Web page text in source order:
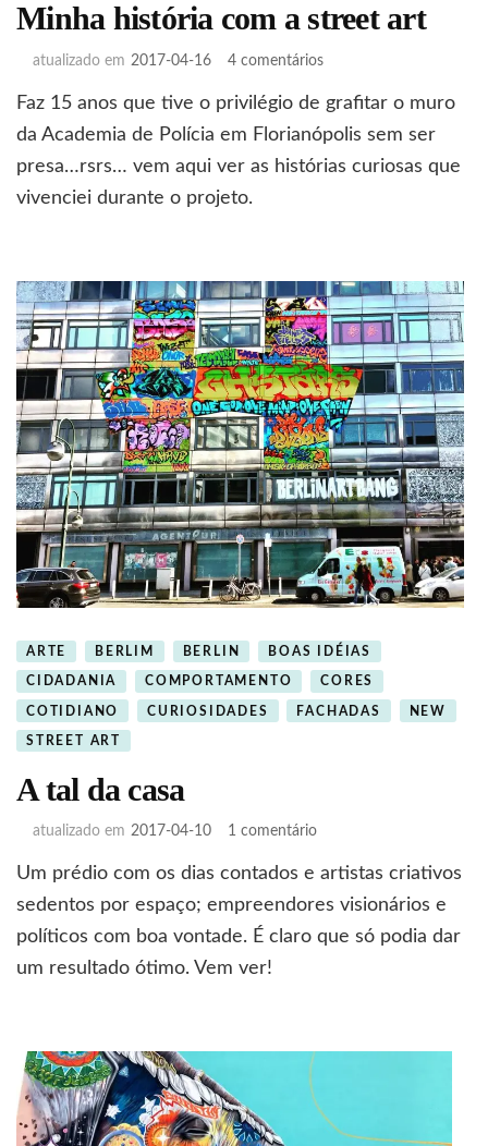
Minha história com a street art
atualizado em 2017-04-16 4 comentáriosem
história
com
street
Faz 15 anos que tive o privilégio de grafitar o muro
da Academia de Polícia em Florianópolis sem ser
presa…rsrs… vem aqui ver as histórias curiosas que
vivenciei durante o projeto.
ARTE BERLIM BERLIN BOAS IDÉIAS
CIDADANIA COMPORTAMENTO CORES
COTIDIANO CURIOSIDADES FACHADAS NEW
STREET ART
A tal da casa
atualizado em 2017-04-10 1 comentárioem
tal
da
Um prédio com os dias contados e artistas criativos
sedentos por espaço; empreendores visionários e
políticos com boa vontade. É claro que só podia dar
um resultado ótimo. Vem ver!